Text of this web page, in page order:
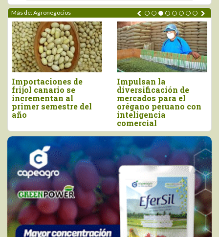
Más de: Agronegocios
Impulsan la
diversificación de
mercados para el
orégano peruano con
Perú importó vino
más de US$ 16,4
millones, entre
y junio